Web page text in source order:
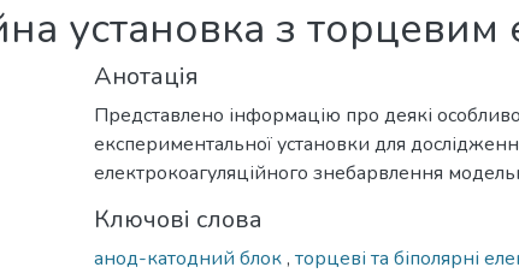
установка з
Анотація
Представлено інформацію про деякі
експериментальної установки для
електрокоагуляційного знебарвлення
Ключові слова
анод-катодний блок, торцеві та біполярні